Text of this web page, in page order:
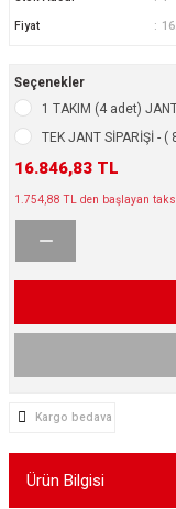
Lastikleri
Jant
Fiyat
Seçenekler
1 TAKIM (4 adet)
TEK JANT SİPARİŞİ - (
16.846,83 TL
1.754,88 TL den başlayan
Kargo bedava
Ürün Bilgisi